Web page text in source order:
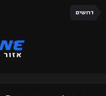
דרושים